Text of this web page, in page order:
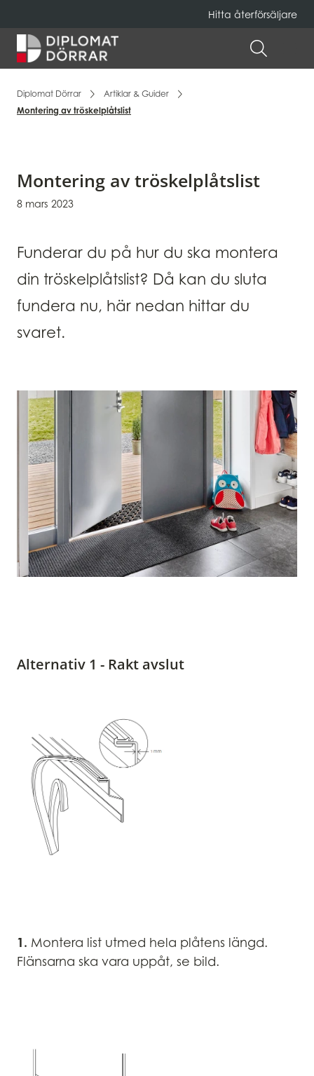
Hitta återförsäljare
ÖPPNA
Diplomat Dörrar
Artiklar & Guider
Montering av tröskelplåtslist
Montering av tröskelplåtslist
8 mars 2023
Funderar du på hur du ska montera
din tröskelplåtslist? Då kan du sluta
fundera nu, här nedan hittar du
svaret.
Alternativ 1 - Rakt avslut
1. Montera list utmed hela plåtens längd.
Flänsarna ska vara uppåt, se bild.